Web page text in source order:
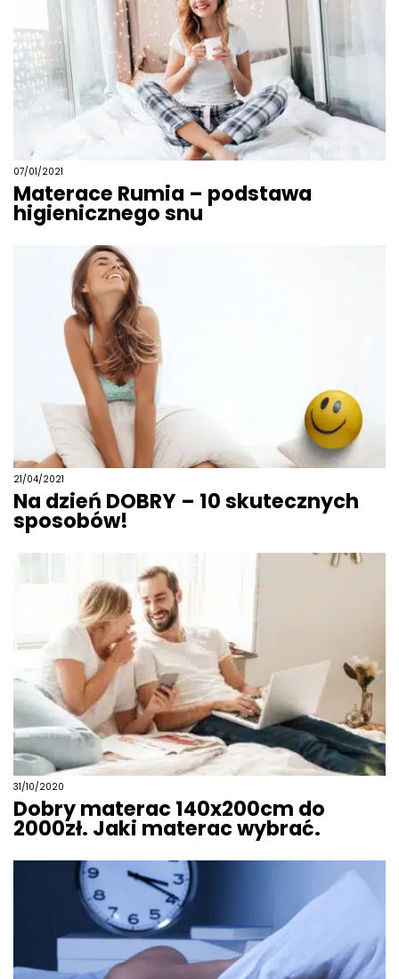
07/01/2021
Materace Rumia – podstawa
higienicznego snu
21/04/2021
Na dzień DOBRY – 10 skutecznych
sposobów!
31/10/2020
Dobry materac 140x200cm do
2000zł. Jaki materac wybrać.